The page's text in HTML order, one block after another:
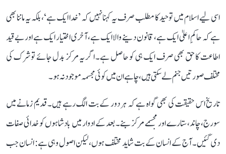
اسی لیے اسلام میں توحید کا مطلب صرف یہ کہنا نہیں کہ ’خدا ایک ہے‘، بلکہ یہ ماننا بھی
ہے کہ حاکمِ اعلیٰ ایک ہے، قانون دینے والا ایک ہے، آخری اختیار ایک ہے اور بے قید
اطاعت کا حق بھی صرف ایک ہی کو حاصل ہے۔ اگر یہ مرکز بدل جائے تو شرک کی
مختلف صورتیں جنم لے سکتی ہیں، چاہے ان میں کوئی مجسمہ موجود نہ ہو۔
تاریخ اس حقیقت کی بھی گواہ ہے کہ ہر دور کے بت الگ رہے ہیں۔ قدیم زمانے میں
سورج، چاند، ستارے اور مجسمے مرکز بنے۔ بعد کے ادوار میں بادشاہوں کو خدائی صفات
دی گئیں۔ آج کے انسان کے بت شاید مختلف ہوں، لیکن اصول وہی ہے: انسان جب